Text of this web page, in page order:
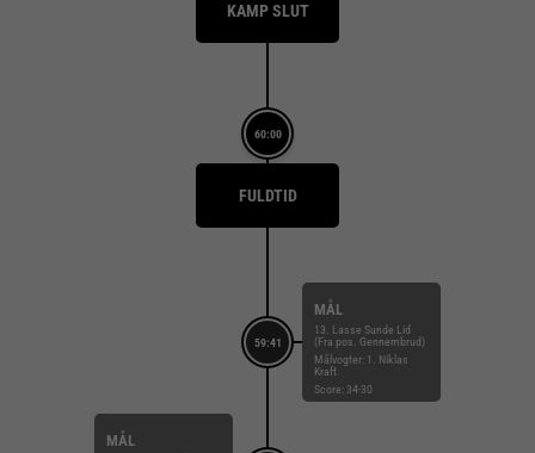
KAMP SLUT
60:00
FULDTID
59:41
MÅL
13. Lasse Sunde Lid
(Fra pos. Gennembrud)
Målvogter: 1. Niklas
Kraft
Score: 34-30
MÅL